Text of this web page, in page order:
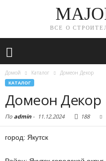
ВСЕ О
Домой Каталог Домеон Декор
КАТАЛОГ
Домеон Декор
По admin- 11.12.2024 188
город: Якутск